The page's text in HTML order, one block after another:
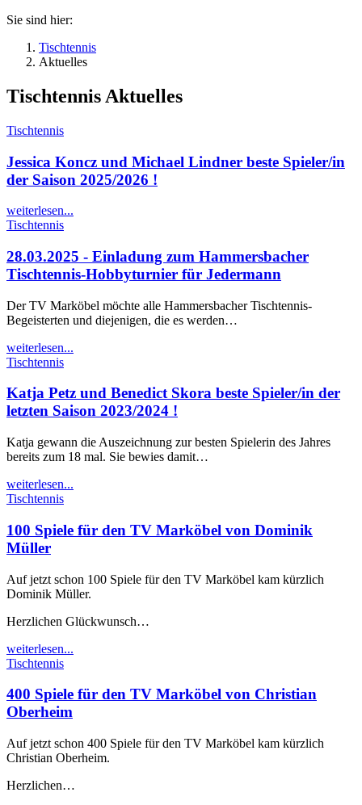
Sie sind hier:
Tischtennis
Aktuelles
Tischtennis Aktuelles
Tischtennis
Jessica Koncz und Michael Lindner beste Spieler/in
der Saison 2025/2026 !
weiterlesen...
Tischtennis
28.03.2025 - Einladung zum Hammersbacher
Tischtennis-Hobbyturnier für Jedermann
Der TV Marköbel möchte alle Hammersbacher Tischtennis-
Begeisterten und diejenigen, die es werden…
weiterlesen...
Tischtennis
Katja Petz und Benedict Skora beste Spieler/in der
letzten Saison 2023/2024 !
Katja gewann die Auszeichnung zur besten Spielerin des Jahres
bereits zum 18 mal. Sie bewies damit…
weiterlesen...
Tischtennis
100 Spiele für den TV Marköbel von Dominik
Müller
Auf jetzt schon 100 Spiele für den TV Marköbel kam kürzlich
Dominik Müller.
Herzlichen Glückwunsch…
weiterlesen...
Tischtennis
400 Spiele für den TV Marköbel von Christian
Oberheim
Auf jetzt schon 400 Spiele für den TV Marköbel kam kürzlich
Christian Oberheim.
Herzlichen…